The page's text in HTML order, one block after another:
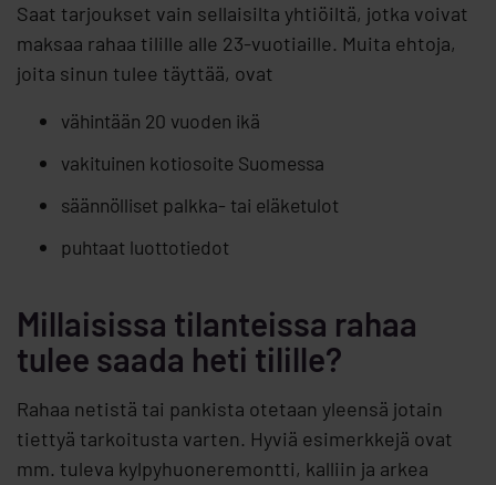
Saat tarjoukset vain sellaisilta yhtiöiltä, jotka voivat
maksaa rahaa tilille alle 23-vuotiaille. Muita ehtoja,
joita sinun tulee täyttää, ovat
vähintään 20 vuoden ikä
vakituinen kotiosoite Suomessa
säännölliset palkka- tai eläketulot
puhtaat luottotiedot
Millaisissa tilanteissa rahaa
tulee saada heti tilille?
Rahaa netistä tai pankista otetaan yleensä jotain
tiettyä tarkoitusta varten. Hyviä esimerkkejä ovat
mm. tuleva kylpyhuoneremontti, kalliin ja arkea